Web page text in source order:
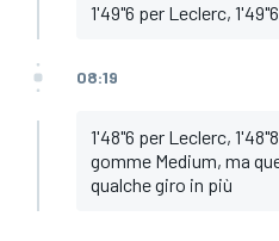
1'49"6 per Leclerc,
08:19
1'48"6 per Leclerc,
gomme Medium, ma
qualche giro in più